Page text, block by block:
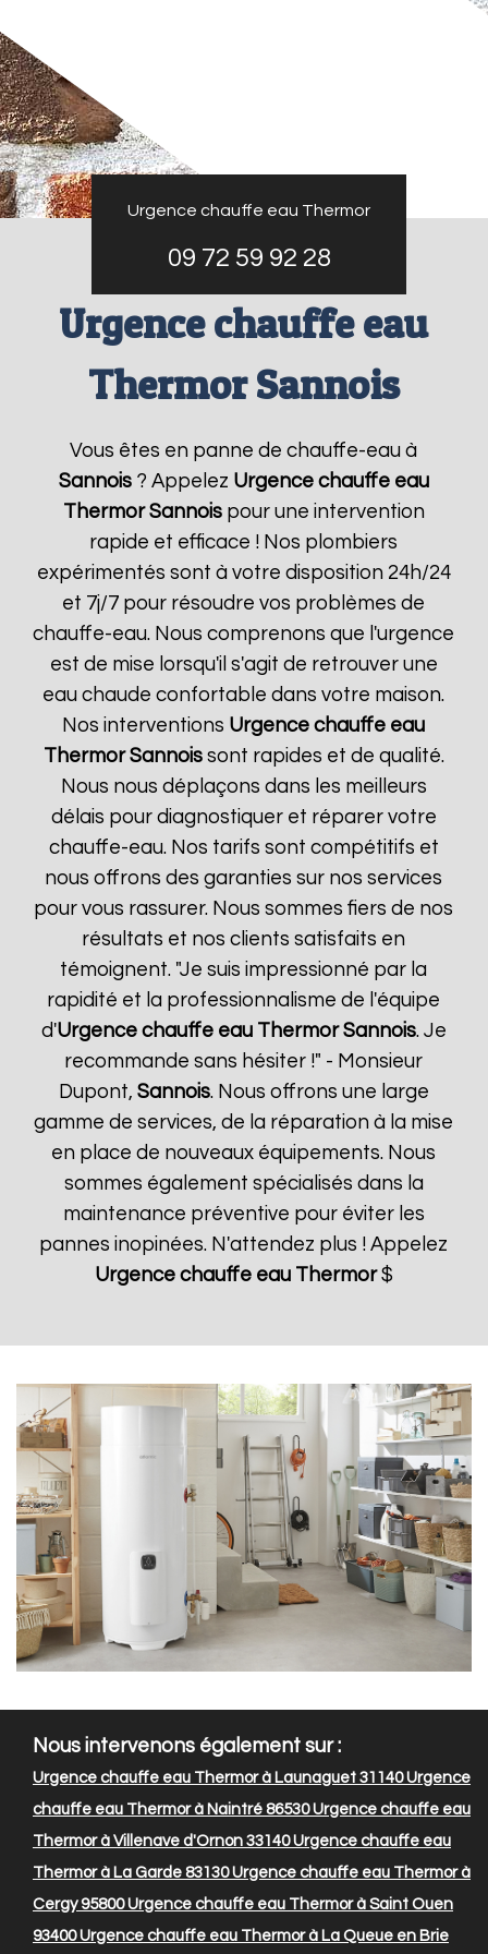
Urgence chauffe eau Thermor
09 72 59 92 28
Urgence chauffe eau
Thermor Sannois
Vous êtes en panne de chauffe-eau à
Sannois? Appelez Urgence chauffe eau
Thermor Sannoispour une intervention
rapide et efficace ! Nos plombiers
expérimentés sont à votre disposition 24h/24
et 7j/7 pour résoudre vos problèmes de
chauffe-eau. Nous comprenons que l'urgence
est de mise lorsqu'il s'agit de retrouver une
eau chaude confortable dans votre maison.
Nos interventions Urgence chauffe eau
Thermor Sannoissont rapides et de qualité.
Nous nous déplaçons dans les meilleurs
délais pour diagnostiquer et réparer votre
chauffe-eau. Nos tarifs sont compétitifs et
nous offrons des garanties sur nos services
pour vous rassurer. Nous sommes fiers de nos
résultats et nos clients satisfaits en
témoignent. "Je suis impressionné par la
rapidité et la professionnalisme de l'équipe
d'Urgence chauffe eau Thermor Sannois. Je
recommande sans hésiter !" - Monsieur
Dupont, Sannois. Nous offrons une large
gamme de services, de la réparation à la mise
en place de nouveaux équipements. Nous
sommes également spécialisés dans la
maintenance préventive pour éviter les
pannes inopinées. N'attendez plus ! Appelez
Urgence chauffe eau Thermor$
Nous intervenons également sur :
Urgence chauffe eau Thermor à Launaguet 31140Urgence
chauffe eau Thermor à Naintré 86530Urgence chauffe eau
Thermor à Villenave d'Ornon 33140Urgence chauffe eau
Thermor à La Garde 83130Urgence chauffe eau Thermor à
Cergy 95800Urgence chauffe eau Thermor à Saint Ouen
93400Urgence chauffe eau Thermor à La Queue en Brie